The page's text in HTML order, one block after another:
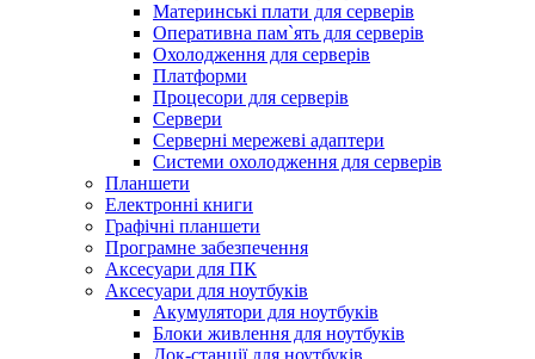
Материнські плати для серверів
Оперативна пам`ять для серверів
Охолодження для серверів
Платформи
Процесори для серверів
Сервери
Серверні мережеві адаптери
Системи охолодження для серверів
Планшети
Електронні книги
Графічні планшети
Програмне забезпечення
Аксесуари для ПК
Аксесуари для ноутбуків
Акумулятори для ноутбуків
Блоки живлення для ноутбуків
Док-станції для ноутбуків